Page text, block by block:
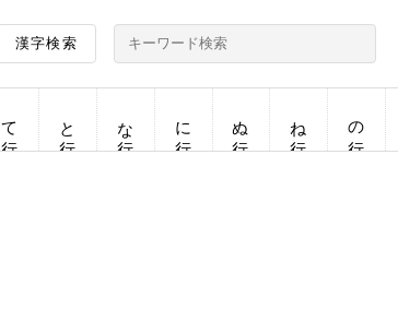
漢字検索
て行 と行 な行 に行 ぬ行 ね行 の行